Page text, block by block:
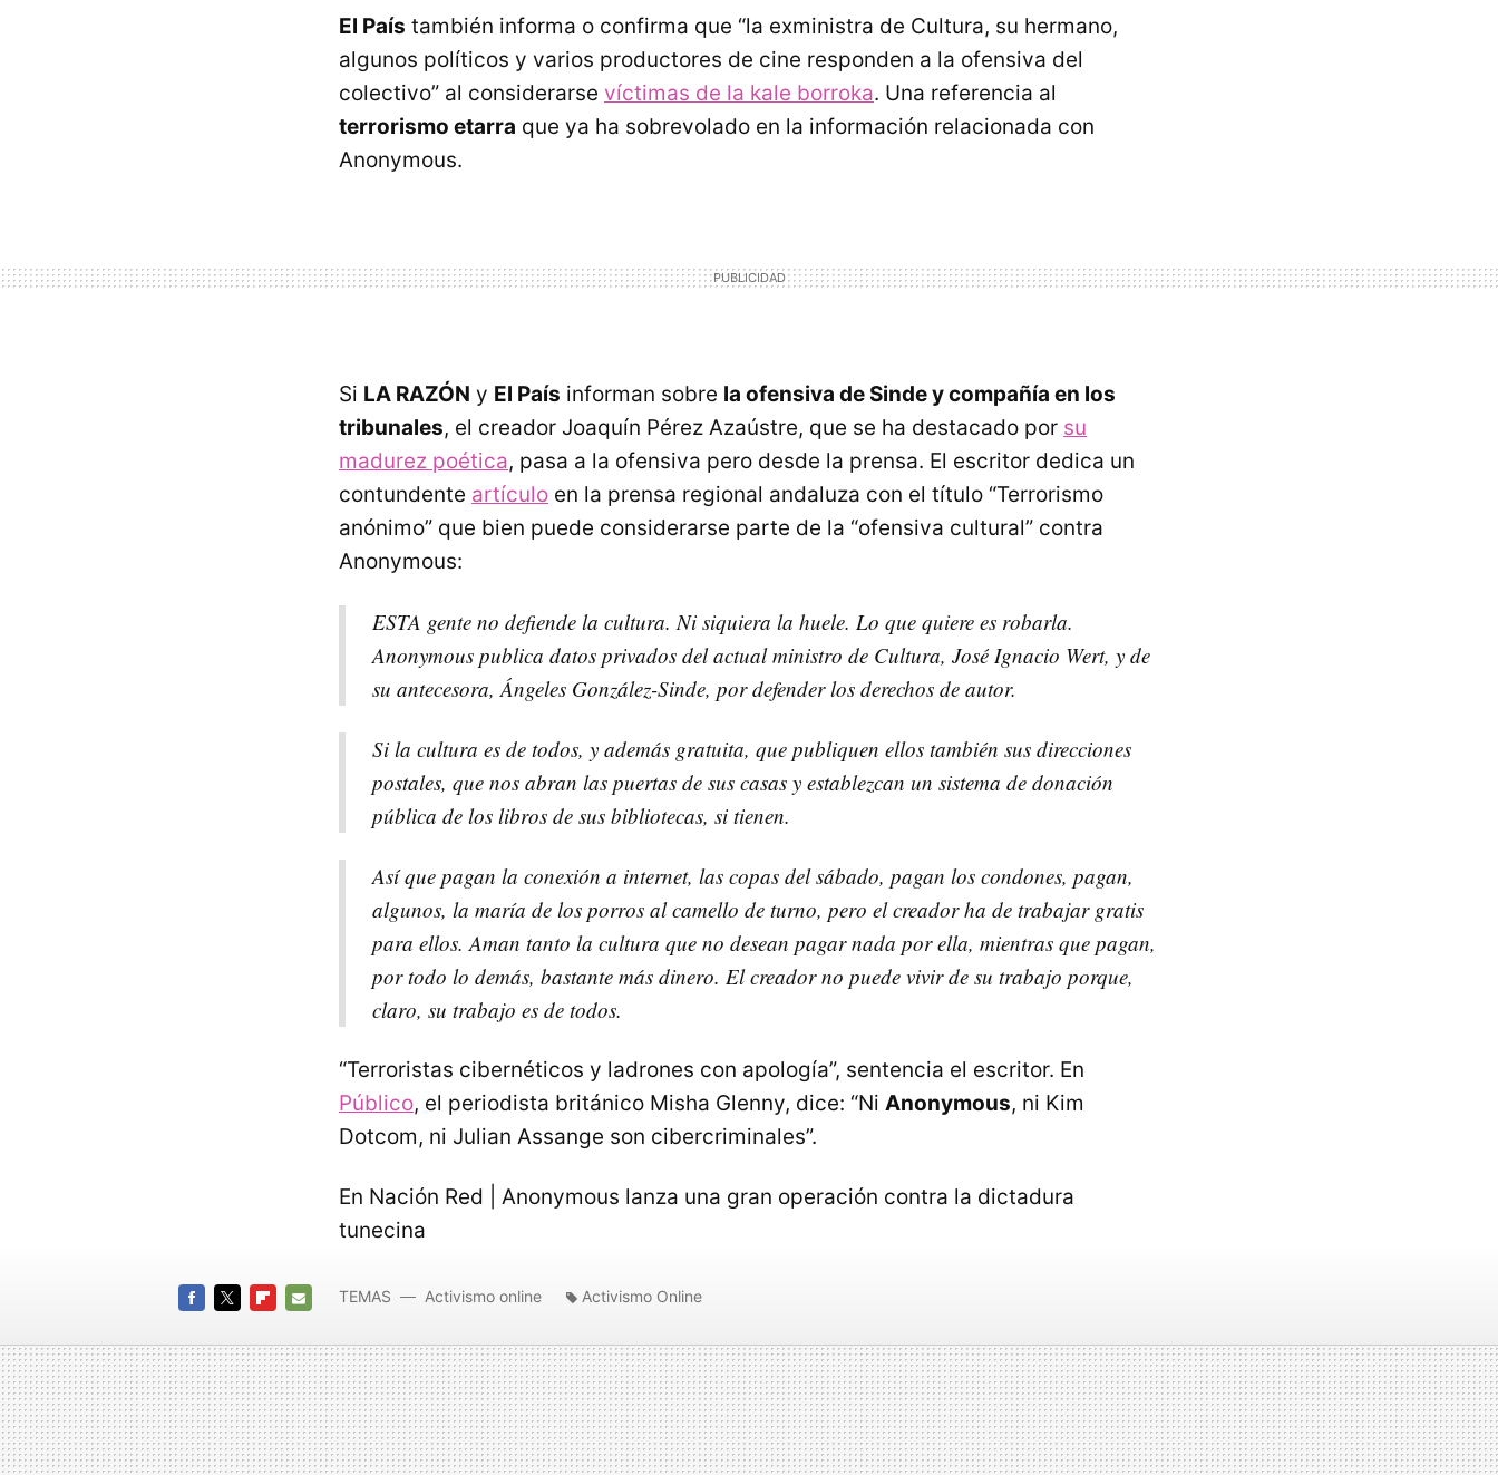
El País también informa o confirma que “la exministra de Cultura, su hermano,
algunos políticos y varios productores de cine responden a la ofensiva del
colectivo” al considerarse víctimas de la kale borroka. Una referencia al
terrorismo etarra que ya ha sobrevolado en la información relacionada con
Anonymous.
Si LA RAZÓN y El País informan sobre la ofensiva de Sinde y compañía en los
tribunales, el creador Joaquín Pérez Azaústre, que se ha destacado por su
madurez poética, pasa a la ofensiva pero desde la prensa. El escritor dedica un
contundente artículo en la prensa regional andaluza con el título “Terrorismo
anónimo” que bien puede considerarse parte de la “ofensiva cultural” contra
Anonymous:
ESTA gente no defiende la cultura. Ni siquiera la huele. Lo que quiere es robarla.
Anonymous publica datos privados del actual ministro de Cultura, José Ignacio Wert, y de
su antecesora, Ángeles González-Sinde, por defender los derechos de autor.
Si la cultura es de todos, y además gratuita, que publiquen ellos también sus direcciones
postales, que nos abran las puertas de sus casas y establezcan un sistema de donación
pública de los libros de sus bibliotecas, si tienen.
Así que pagan la conexión a internet, las copas del sábado, pagan los condones, pagan,
algunos, la maría de los porros al camello de turno, pero el creador ha de trabajar gratis
para ellos. Aman tanto la cultura que no desean pagar nada por ella, mientras que pagan,
por todo lo demás, bastante más dinero. El creador no puede vivir de su trabajo porque,
claro, su trabajo es de todos.
“Terroristas cibernéticos y ladrones con apología”, sentencia el escritor. En
Público, el periodista británico Misha Glenny, dice: “Ni Anonymous, ni Kim
Dotcom, ni Julian Assange son cibercriminales”.
En Nación Red | Anonymous lanza una gran operación contra la dictadura
tunecina
MAIL
TEMAS Activismo online Activismo Online